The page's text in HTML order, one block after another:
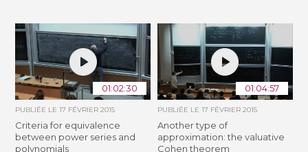
01:02:30
PUBLIÉE LE17 FÉVRIER 2015
Criteria for equivalence
between power series and
polynomials
01:04:57
PUBLIÉE LE 17 FÉVRIER 2015
Another type of
approximation: the valuative
Cohen theorem